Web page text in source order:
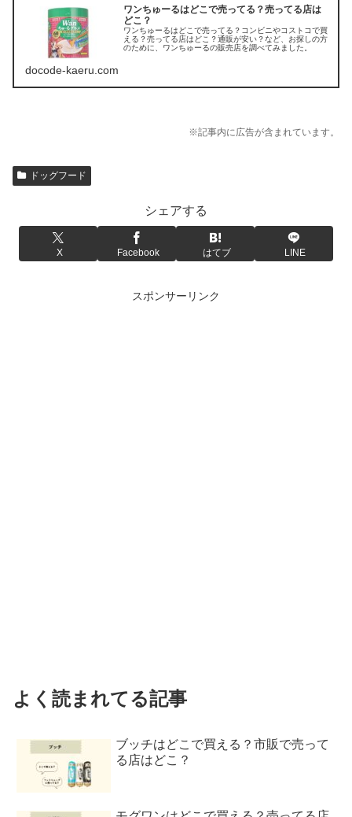
ワンちゅーるはどこで売ってる？売ってる店は
どこ？
ワンちゅーるはどこで売ってる？コンビニやコストコで買
える？売ってる店はどこ？通販が安い？など、お探しの方
のために、ワンちゅーるの販売店を調べてみました。
docode-kaeru.com
※記事内に広告が含まれています。
ドッグフード
シェアする
X Facebook はてブ LINE
スポンサーリンク
よく読まれてる記事
ブッチはどこで買える？市販で売って
る店はどこ？